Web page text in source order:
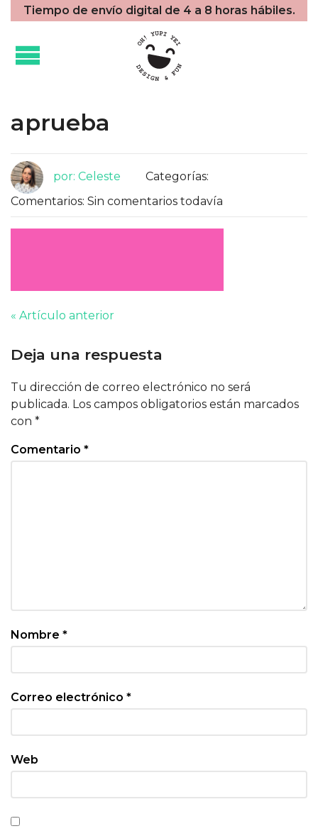
Tiempo de envío digital de 4 a 8 horas hábiles.
aprueba
por: Celeste
Categorías:
Comentarios: Sin comentarios todavía
« Artículo anterior
Deja una respuesta
Tu dirección de correo electrónico no será
publicada. Los campos obligatorios están marcados
con *
Comentario *
Nombre *
Correo electrónico *
Web